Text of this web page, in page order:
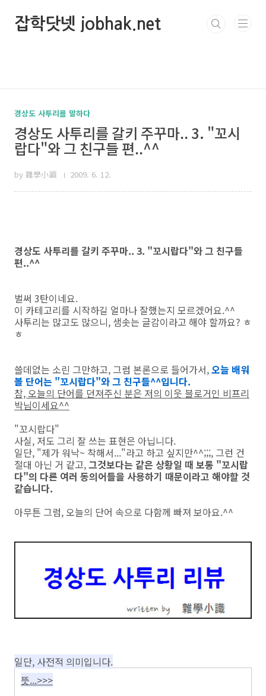
잡학닷넷 jobhak.net
경상도 사투리를 말하다
경상도 사투리를 갈키 주꾸마.. 3. "꼬시
랍다"와 그 친구들 편..^^
by 雜學小識 2009. 6. 12.
경상도 사투리를 갈키 주꾸마.. 3. "꼬시랍다"와 그 친구들
편..^^
벌써 3탄이네요.
이 카테고리를 시작하길 얼마나 잘했는지 모르겠어요.^^
사투리는 많고도 많으니, 샘솟는 글감이라고 해야 할까요? ㅎ
ㅎ
쓸데없는 소린 그만하고, 그럼 본론으로 들어가서,오늘 배워
볼 단어는 "꼬시랍다"와 그 친구들^^입니다.
참, 오늘의 단어를 던져주신 분은 저의 이웃 블로거인 비프리
박님이세요^^
"꼬시랍다"
사실, 저도 그리 잘 쓰는 표현은 아닙니다.
일단, "제가 워낙~ 착해서..."라고 하고 싶지만^^;;;, 그런 건
절대 아닌 거 같고,그것보다는 같은 상황일 때 보통 "꼬시랍
다"의 다른 여러 동의어들을 사용하기 때문이라고 해야할 것
같습니다.
아무튼 그럼, 오늘의 단어 속으로 다함께 빠져 보아요.^^
일단, 사전적 의미입니다.
뜻...>>>